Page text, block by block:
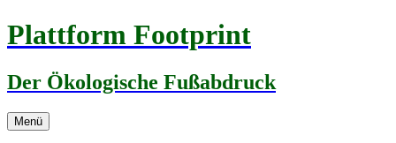
Zum
Inhalt
Plattform Footprint
Der Ökologische Fußabdruck
Menü